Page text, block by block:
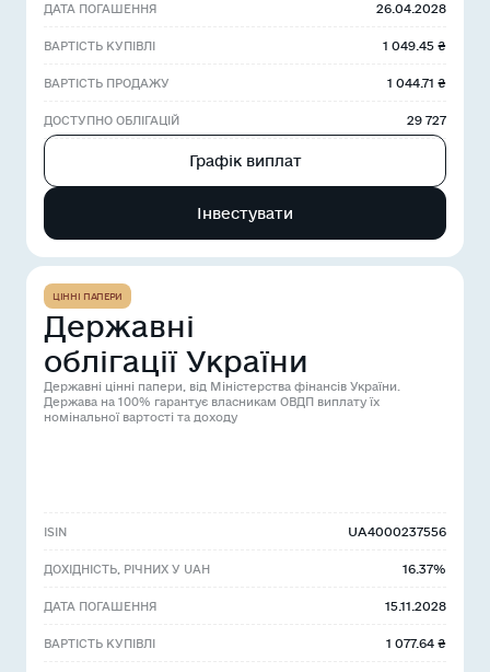
ДАТА ПОГАШЕННЯ 26.04.2028
ВАРТІСТЬ КУПІВЛІ 1 049.45 ₴
ВАРТІСТЬ ПРОДАЖУ 1 044.71 ₴
ДОСТУПНО ОБЛІГАЦІЙ 29 727
Графік виплат
Інвестувати
ЦІННІ ПАПЕРИ
Державні
облігації України
Державні цінні папери, від Міністерства фінансів України.
Держава на 100% гарантує власникам ОВДП виплату їх
номінальної вартості та доходу
ISIN UA4000237556
ДОХІДНІСТЬ, РІЧНИХ У UAH 16.37%
ДАТА ПОГАШЕННЯ 15.11.2028
ВАРТІСТЬ КУПІВЛІ 1 077.64 ₴